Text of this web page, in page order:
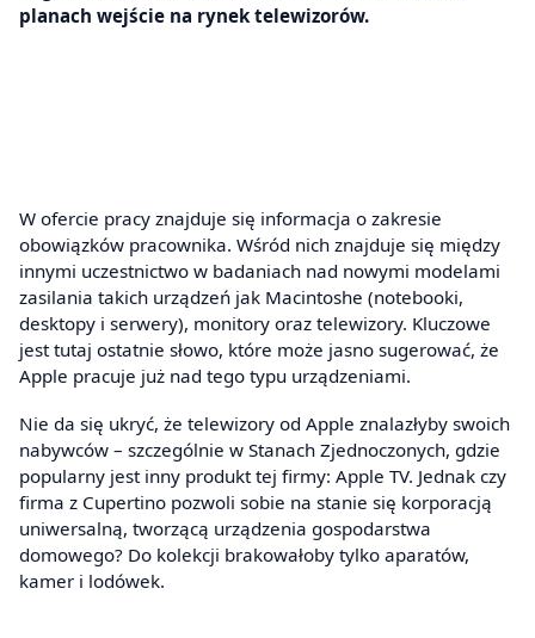
planach wejście na rynek telewizorów.
W ofercie pracy znajduje się informacja o zakresie
obowiązków pracownika. Wśród nich znajduje się między
innymi uczestnictwo w badaniach nad nowymi modelami
zasilania takich urządzeń jak Macintoshe (notebooki,
desktopy i serwery), monitory oraz telewizory. Kluczowe
jest tutaj ostatnie słowo, które może jasno sugerować, że
Apple pracuje już nad tego typu urządzeniami.
Nie da się ukryć, że telewizory od Apple znalazłyby swoich
nabywców – szczególnie w Stanach Zjednoczonych, gdzie
popularny jest inny produkt tej firmy: Apple TV. Jednak czy
firma z Cupertino pozwoli sobie na stanie się korporacją
uniwersalną, tworzącą urządzenia gospodarstwa
domowego? Do kolekcji brakowałoby tylko aparatów,
kamer i lodówek.